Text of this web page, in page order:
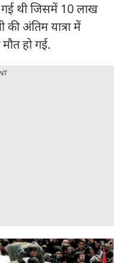
गई थी जिसमें 10 लाख
अंतिम यात्रा में
हो गई.